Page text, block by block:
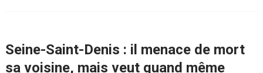
Seine-Saint-Denis : il menace de mort
sa voisine, mais veut quand même